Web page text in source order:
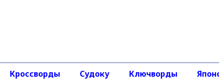
Кроссворды Судоку Ключворды